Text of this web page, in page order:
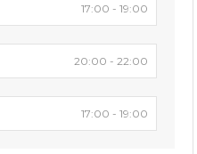
17:00 - 19:00
20:00 - 22:00
17:00 - 19:00